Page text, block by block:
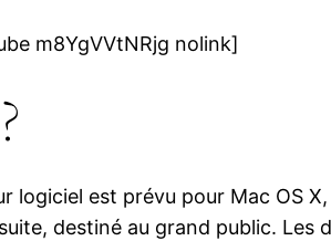
m8YgVVtNRjg nolink]
est prévu pour Mac OS
destiné au grand public.